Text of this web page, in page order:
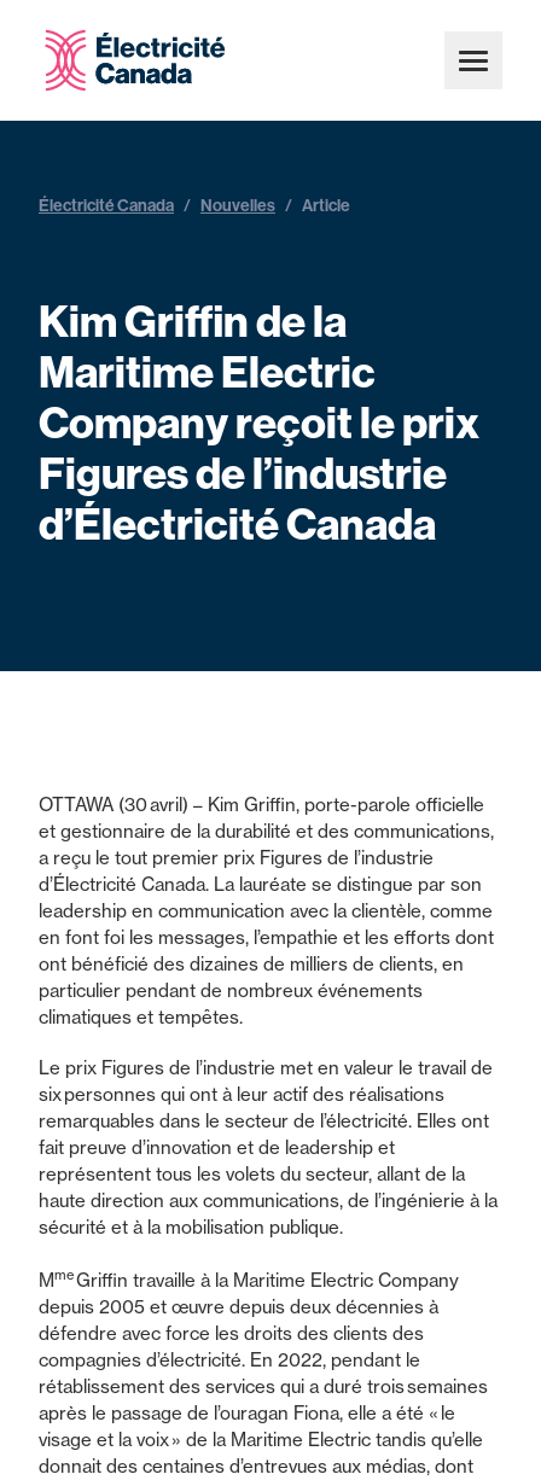
Électricité Canada / Nouvelles / Article
Kim Griffin de la
Maritime Electric
Company reçoit le prix
Figures de l’industrie
d’Électricité Canada
OTTAWA (30 avril) – Kim Griffin, porte-parole officielle
et gestionnaire de la durabilité et des communications,
a reçu le tout premier prix Figures de l’industrie
d’Électricité Canada. La lauréate se distingue par son
leadership en communication avec la clientèle, comme
en font foi les messages, l’empathie et les efforts dont
ont bénéficié des dizaines de milliers de clients, en
particulier pendant de nombreux événements
climatiques et tempêtes.
Le prix Figures de l’industrie met en valeur le travail de
six personnes qui ont à leur actif des réalisations
remarquables dans le secteur de l’électricité. Elles ont
fait preuve d’innovation et de leadership et
représentent tous les volets du secteur, allant de la
haute direction aux communications, de l’ingénierie à la
sécurité et à la mobilisation publique.
MmeGriffin travaille à la Maritime Electric Company
depuis 2005 et œuvre depuis deux décennies à
défendre avec force les droits des clients des
compagnies d’électricité. En 2022, pendant le
rétablissement des services qui a duré trois semaines
après le passage de l’ouragan Fiona, elle a été « le
visage et la voix » de la Maritime Electric tandis qu’elle
donnait des centaines d’entrevues aux médias, dont